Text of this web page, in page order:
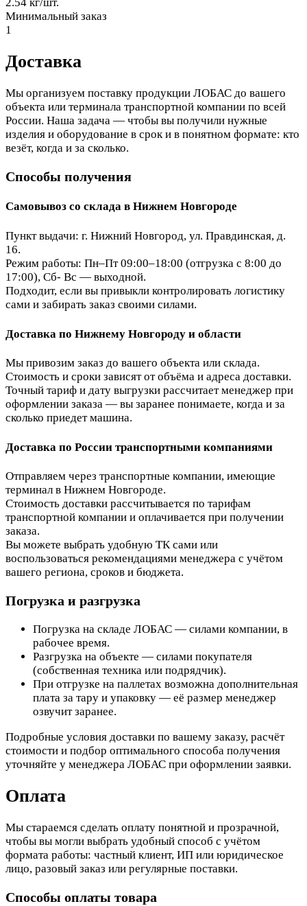
Минимальный заказ
1
Доставка
Мы организуем поставку продукции ЛОБАС до вашего
объекта или терминала транспортной компании по всей
России. Наша задача — чтобы вы получили нужные
изделия и оборудование в срок и в понятном формате: кто
везёт, когда и за сколько.
Способы получения
Самовывоз со склада в Нижнем Новгороде
Пункт выдачи: г. Нижний Новгород, ул. Правдинская, д.
16.
Режим работы: Пн–Пт 09:00–18:00 (отгрузка с 8:00 до
17:00), Сб- Вс — выходной.
Подходит, если вы привыкли контролировать логистику
сами и забирать заказ своими силами.
Доставка по Нижнему Новгороду и области
Мы привозим заказ до вашего объекта или склада.
Стоимость и сроки зависят от объёма и адреса доставки.
Точный тариф и дату выгрузки рассчитает менеджер при
оформлении заказа — вы заранее понимаете, когда и за
сколько приедет машина.
Доставка по России транспортными компаниями
Отправляем через транспортные компании, имеющие
терминал в Нижнем Новгороде.
Стоимость доставки рассчитывается по тарифам
транспортной компании и оплачивается при получении
заказа.
Вы можете выбрать удобную ТК сами или
воспользоваться рекомендациями менеджера с учётом
вашего региона, сроков и бюджета.
Погрузка и разгрузка
Погрузка на складе ЛОБАС — силами компании, в
рабочее время.
Разгрузка на объекте — силами покупателя
(собственная техника или подрядчик).
При отгрузке на паллетах возможна дополнительная
плата за тару и упаковку — её размер менеджер
озвучит заранее.
Подробные условия доставки по вашему заказу, расчёт
стоимости и подбор оптимального способа получения
уточняйте у менеджера ЛОБАС при оформлении заявки.
Оплата
Мы стараемся сделать оплату понятной и прозрачной,
чтобы вы могли выбрать удобный способ с учётом
формата работы: частный клиент, ИП или юридическое
лицо, разовый заказ или регулярные поставки.
Способы оплаты товара